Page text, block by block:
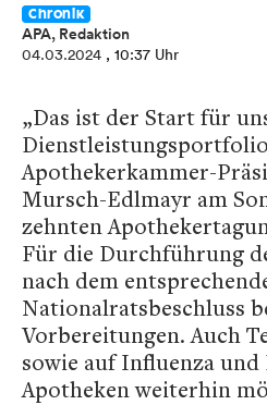
Chronik
APA, Redaktion
04.03.2024 , 10:37 Uhr
„Das ist der Start für
Apothekerkammer-
Mursch-Edlmayr am
zehnten
Für die Durchführung
nach dem
Nationalratsbeschluss
Vorbereitungen. Auch
sowie auf Influenza und
Apotheken weiterhin